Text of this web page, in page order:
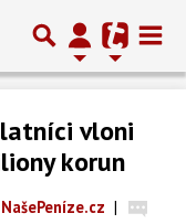
vloni
korun
|